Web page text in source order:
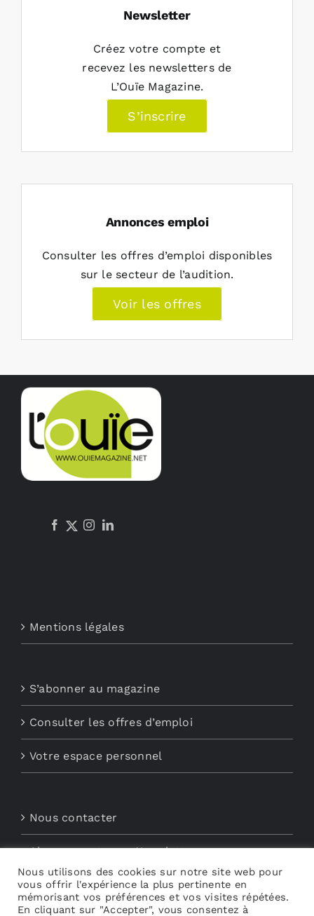
Newsletter
Créez votre compte et
recevez les newsletters de
L’Ouïe Magazine.
S’inscrire
Annonces emploi
Consulter les offres d’emploi disponibles
sur le secteur de l’audition.
Voir les offres
Mentions légales
S’abonner au magazine
Consulter les offres d’emploi
Votre espace personnel
Nous contacter
Abonnements aux Newsletters
Découvrez My Audio
Nous utilisons des cookies sur notre site web pour
vous offrir l'expérience la plus pertinente en
mémorisant vos préférences et vos visites répétées.
En cliquant sur "Accepter", vous consentez à